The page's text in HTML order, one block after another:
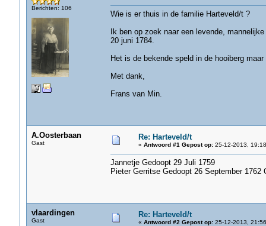
Berichten: 106
Wie is er thuis in de familie Harteveld/t ?
Ik ben op zoek naar een levende,
20 juni 1784.
Het is de bekende speld in de hooiberg
Met dank,
Frans van Min.
A.Oosterbaan
Gast
Re: Harteveld/t
« Antwoord #1 Gepost op:25-12-2013,
Jannetje Gedoopt 29 Juli 1759
Pieter Gerritse Gedoopt 26 September 1762
vlaardingen
Gast
Re: Harteveld/t
« Antwoord #2 Gepost op:25-12-2013,